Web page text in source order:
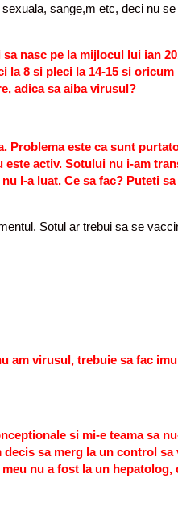
sange,m etc, deci nu
nasc pe la mijlocul lui ian
8 si pleci la 14-15 si
adica sa aiba virusul?
Problema este ca sunt
activ. Sotului nu i-am
l-a luat. Ce sa fac? Puteti
Sotul ar trebui sa se
am virusul, trebuie sa fac
si mi-e teama sa
sa merg la un control sa
nu a fost la un hepatolog,